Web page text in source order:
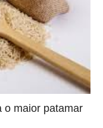
o maior patamar